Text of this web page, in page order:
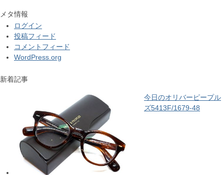
メタ情報
ログイン
投稿フィード
コメントフィード
WordPress.org
新着記事
今日のオリバーピープル
ズ5413F/1679-48